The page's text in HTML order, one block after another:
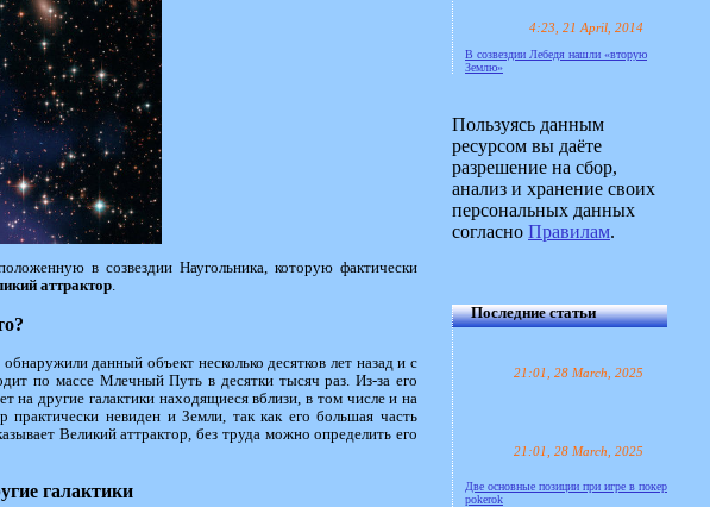
в созвездии Наугольника, которую фактически
аттрактор
данный объект несколько десятков лет назад и с
по массе Млечный Путь в десятки тысяч раз. Из-за его
на другие галактики находящиеся вблизи, в том числе и на
невиден и Земли, так как его большая часть
Великий аттрактор, без труда можно определить его
галактики
4:23, 21 April, 2014
В созвездии Лебедя нашли «вторую
Землю»
Пользуясь данным
ресурсом вы даёте
разрешение на сбор,
анализ и хранение своих
персональных данных
согласно Правилам.
Последние статьи
21:01, 28 March, 2025
21:01, 28 March, 2025
Две основные позиции при игре в покер
pokerok